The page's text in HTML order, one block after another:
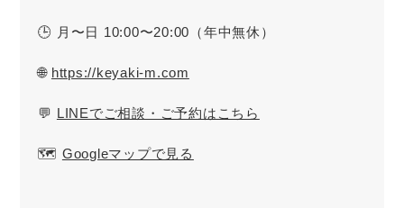
🕒 月〜日 10:00〜20:00（年中無休）
🌐 https://keyaki-m.com
💬 LINEでご相談・ご予約はこちら
🗺️ Googleマップで見る